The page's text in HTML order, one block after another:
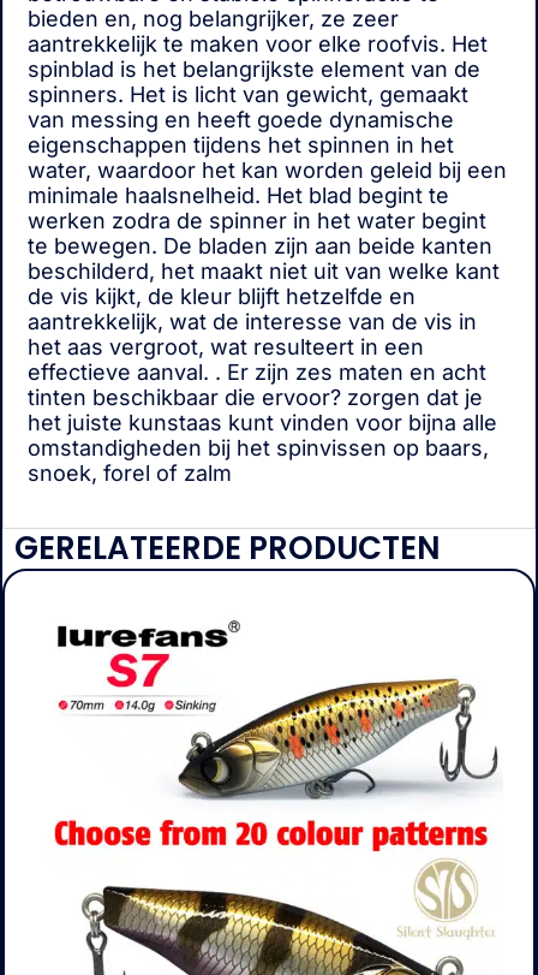
bieden en, nog belangrijker, ze zeer
aantrekkelijk te maken voor elke roofvis. Het
spinblad is het belangrijkste element van de
spinners. Het is licht van gewicht, gemaakt
van messing en heeft goede dynamische
eigenschappen tijdens het spinnen in het
water, waardoor het kan worden geleid bij een
minimale haalsnelheid. Het blad begint te
werken zodra de spinner in het water begint
te bewegen. De bladen zijn aan beide kanten
beschilderd, het maakt niet uit van welke kant
de vis kijkt, de kleur blijft hetzelfde en
aantrekkelijk, wat de interesse van de vis in
het aas vergroot, wat resulteert in een
effectieve aanval. . Er zijn zes maten en acht
tinten beschikbaar die ervoor? zorgen dat je
het juiste kunstaas kunt vinden voor bijna alle
omstandigheden bij het spinvissen op baars,
snoek, forel of zalm
GERELATEERDE PRODUCTEN